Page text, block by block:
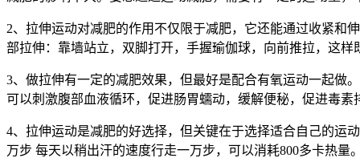
2、拉伸运动对减肥的作用不仅限于减肥，它还能通过收紧和
部拉伸：靠墙站立，双脚打开，手握瑜伽球，向前推拉，这
3、做拉伸有一定的减肥效果，但最好是配合有氧运动一起做
可以刺激腹部血液循环，促进肠胃蠕动，缓解便秘，促进毒素
4、拉伸运动是减肥的好选择，但关键在于选择适合自己的运
万步 每天以稍出汗的速度行走一万步，可以消耗800多卡热量